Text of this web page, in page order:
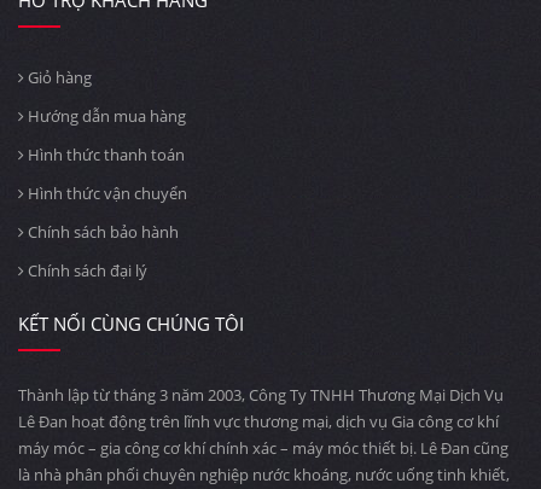
Giỏ hàng
Hướng dẫn mua hàng
Hình thức thanh toán
Hình thức vận chuyển
Chính sách bảo hành
Chính sách đại lý
KẾT NỐI CÙNG CHÚNG TÔI
Thành lập từ tháng 3 năm 2003, Công Ty TNHH Thương Mại Dịch Vụ
Lê Đan hoạt động trên lĩnh vực thương mại, dịch vụ Gia công cơ khí
máy móc – gia công cơ khí chính xác – máy móc thiết bị. Lê Đan cũng
là nhà phân phối chuyên nghiệp nước khoáng, nước uống tinh khiết,